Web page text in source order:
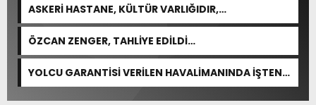
ASKERİ HASTANE, KÜLTÜR VARLIĞIDIR,
ÖZELLEŞTİRİLEMEZ!
ÖZCAN ZENGER, TAHLİYE EDİLDİ…
YOLCU GARANTİSİ VERİLEN HAVALİMANINDA İŞTEN
ÇIKARMA VAR